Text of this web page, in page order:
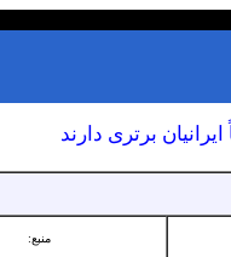
برتری دارند
منبع: